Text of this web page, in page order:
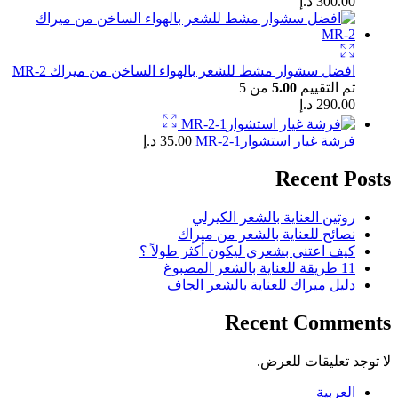
افضل سشوار مشط للشعر بالهواء الساخن من ميراك MR-2
تم التقييم 5.00 من 5
290.00 د.إ
فرشة غيار استشوارMR-2-1 35.00 د.إ
Recent Posts
روتين العناية بالشعر الكيرلي
نصائح للعناية بالشعر من ميراك
كيف اعتني بشعري ليكون أكثر طولاً ؟
11 طريقة للعناية بالشعر المصبوغ
دليل ميراك للعناية بالشعر الجاف
Recent Comments
لا توجد تعليقات للعرض.
العربية